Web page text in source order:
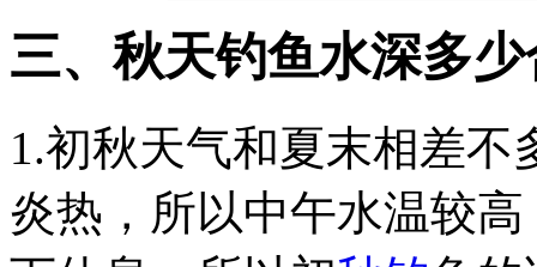
三、秋天钓鱼水深多
1.初秋天气和夏末相差
炎热，所以中午水温较